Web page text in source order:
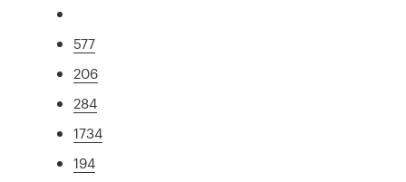
577
206
284
1734
194